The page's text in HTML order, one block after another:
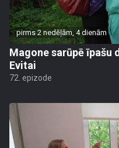
pirms 2 nedēļām, 4 dienām
Magone sarūpē īpašu
Evitai
72. epizode